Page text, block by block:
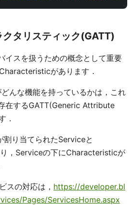
タリスティック(GATT)
イスを扱うための概念として重要
があります．
んな機能を持っているかは，これ
在するGATT(Generic Attribute
．
割り当てられたServiceと
，Serviceの下にCharacteristicが
スの対応は， https://developer.bl
Pages/ServicesHome.aspx